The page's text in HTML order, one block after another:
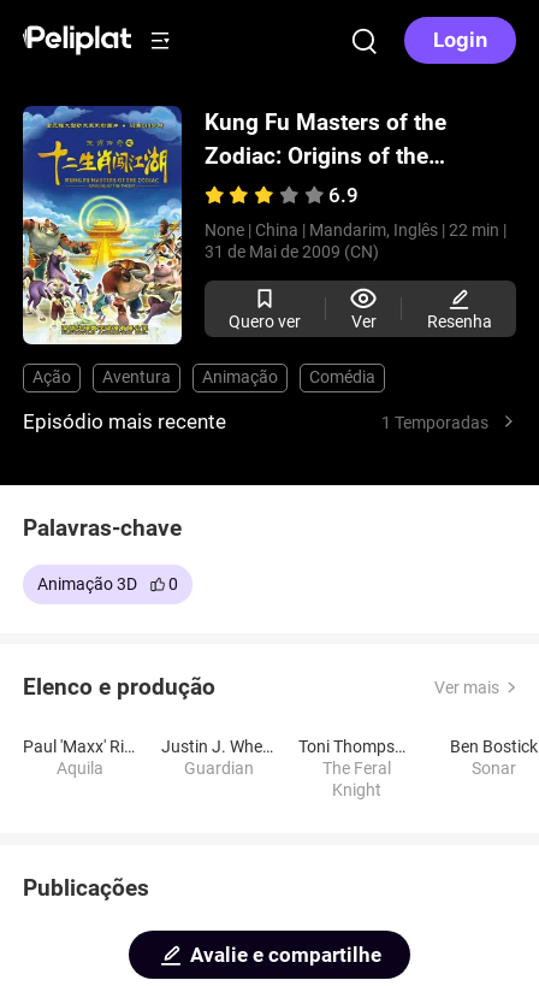
Login
Kung Fu Masters of the
Zodiac: Origins of the
Twelve (2009)
6.9
None | China | Mandarim, Inglês | 22 min |
31 de Mai de 2009 (CN)
Quero ver Ver Resenha
Ação Aventura Animação Comédia
Episódio mais recente 1 Temporadas
Palavras-chave
Animação 3D 0
Elenco e produção Ver mais
Paul 'Maxx' Rinehart
Aquila
Justin J. Wheeler
Guardian
Toni Thompson
The Feral
Knight
Ben Bostick
Sonar
Publicações
Avalie e compartilhe